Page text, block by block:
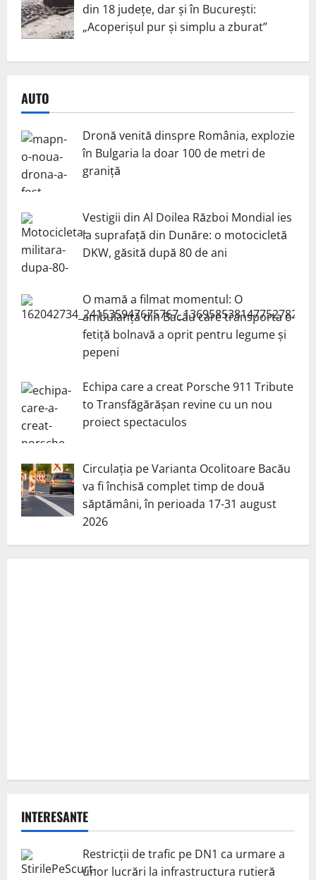
din 18 județe, dar și în București:
„Acoperișul pur și simplu a zburat”
AUTO
Dronă venită dinspre România, explozie
în Bulgaria la doar 100 de metri de
graniță
Vestigii din Al Doilea Război Mondial ies
la suprafață din Dunăre: o motocicletă
DKW, găsită după 80 de ani
O mamă a filmat momentul: O
ambulanță din Bacău care transporta o
fetiță bolnavă a oprit pentru legume și
pepeni
Echipa care a creat Porsche 911 Tribute
to Transfăgărășan revine cu un nou
proiect spectaculos
Circulația pe Varianta Ocolitoare Bacău
va fi închisă complet timp de două
săptămâni, în perioada 17-31 august
2026
INTERESANTE
Restricții de trafic pe DN1 ca urmare a
unor lucrări la infrastructura rutieră